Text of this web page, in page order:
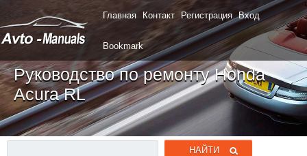
Главная Контакт Регистрация Вход
Bookmark
Руководство по ремонту Honda
Acura RL